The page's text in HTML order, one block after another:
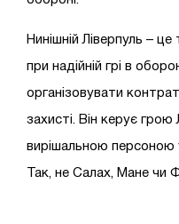
Нинішній Ліверпуль –
при надійній грі в
організовувати
захисті. Він керує грою
вирішальною персоною у
Так, не Салах, Мане чи